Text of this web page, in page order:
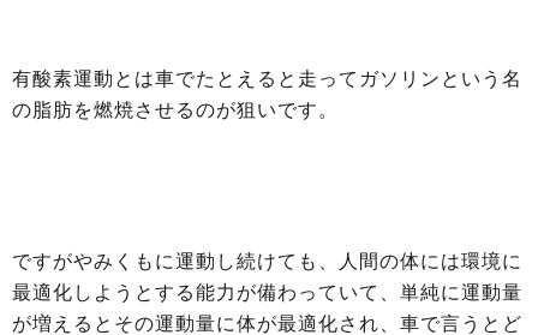
有酸素運動とは車でたとえると走ってガソリンという名
の脂肪を燃焼させるのが狙いです。
ですがやみくもに運動し続けても、人間の体には環境に
最適化しようとする能力が備わっていて、単純に運動量
が増えるとその運動量に体が最適化され、車で言うとど